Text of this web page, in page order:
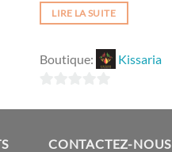
$26.99.LIRE LA SUITE
Boutique: Kissaria
CONTACTEZ-NOUS